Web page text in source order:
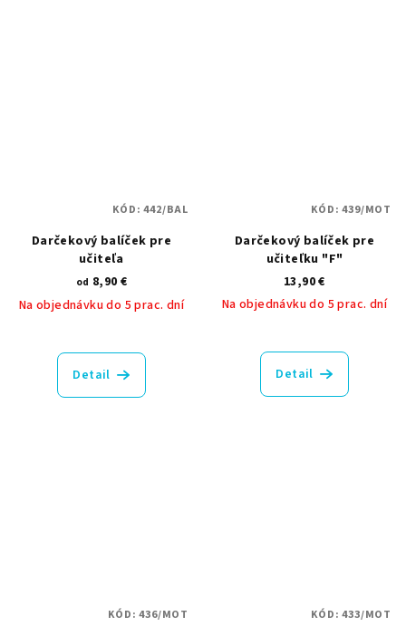
Darčekový balíček pre
učiteľa
od 8,90 €
Na objednávku do 5 prac. dní
Detail
KÓD:442/BAL
Darčekový balíček pre
učiteľku "F"
13,90 €
Na objednávku do 5 prac. dní
Detail
KÓD:439/MOT
KÓD:436/MOT KÓD:433/MOT